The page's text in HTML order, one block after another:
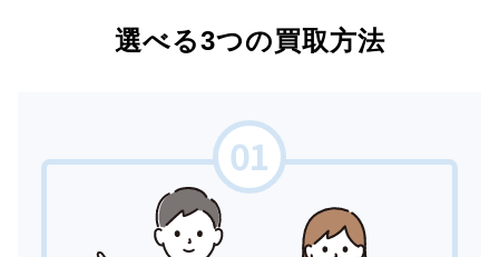
選べる3つの買取方法